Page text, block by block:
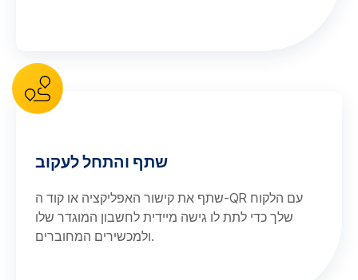
שתף והתחל לעקוב
שתף את קישור האפליקציה או קוד ה-QR עם הלקוח
שלך כדי לתת לו גישה מיידית לחשבון המוגדר שלו
ולמכשירים המחוברים.